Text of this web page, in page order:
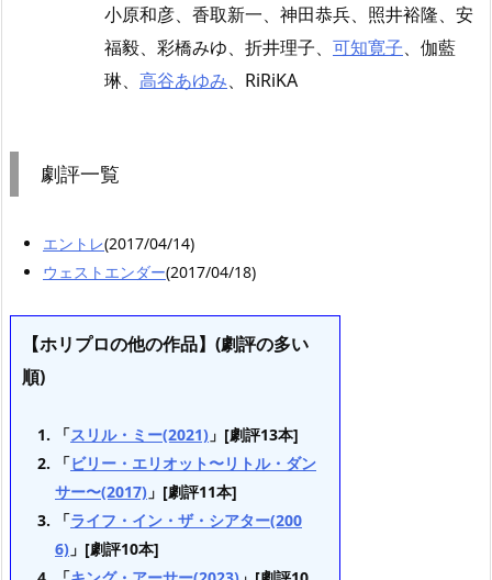
小原和彦、香取新一、神田恭兵、照井裕隆、安
福毅、彩橋みゆ、折井理子、 可知寛子、伽藍
琳、 高谷あゆみ、RiRiKA
劇評一覧
エントレ(2017/04/14)
ウェストエンダー(2017/04/18)
【ホリプロの他の作品】(劇評の多い
順)
「スリル・ミー(2021) 」[劇評13本]
「ビリー・エリオット〜リトル・ダン
サー〜(2017) 」[劇評11本]
「ライフ・イン・ザ・シアター(200
6) 」[劇評10本]